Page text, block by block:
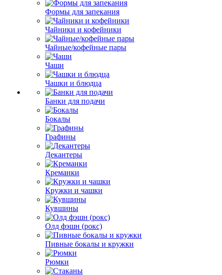
Формы для запекания
Чайники и кофейники
Чайные/кофейные пары
Чаши
Чашки и блюдца
Банки для подачи
Бокалы
Графины
Декантеры
Креманки
Кружки и чашки
Кувшины
Олд фэшн (рокс)
Пивные бокалы и кружки
Рюмки